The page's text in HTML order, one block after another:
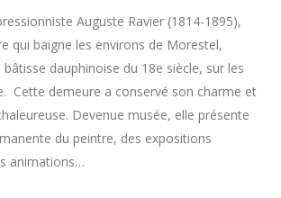
Auguste Ravier (1814-1895),
qui baigne les environs de Morestel,
bâtisse dauphinoise du 18e siècle, sur les
Cette demeure a conservé son charme et
Devenue musée, elle présente
du peintre, des expositions
animations…